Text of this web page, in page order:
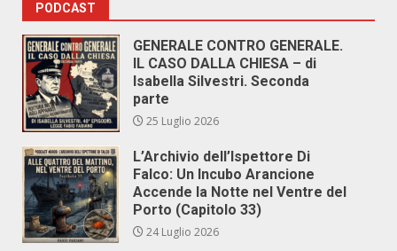
PODCAST
GENERALE CONTRO GENERALE.
IL CASO DALLA CHIESA – di
Isabella Silvestri. Seconda
parte
25 Luglio 2026
L’Archivio dell’Ispettore Di
Falco: Un Incubo Arancione
Accende la Notte nel Ventre del
Porto (Capitolo 33)
24 Luglio 2026